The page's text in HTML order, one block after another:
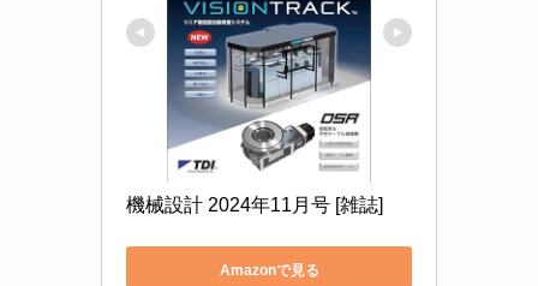
機械設計 2024年11月号 [雑誌]
Amazonで見る